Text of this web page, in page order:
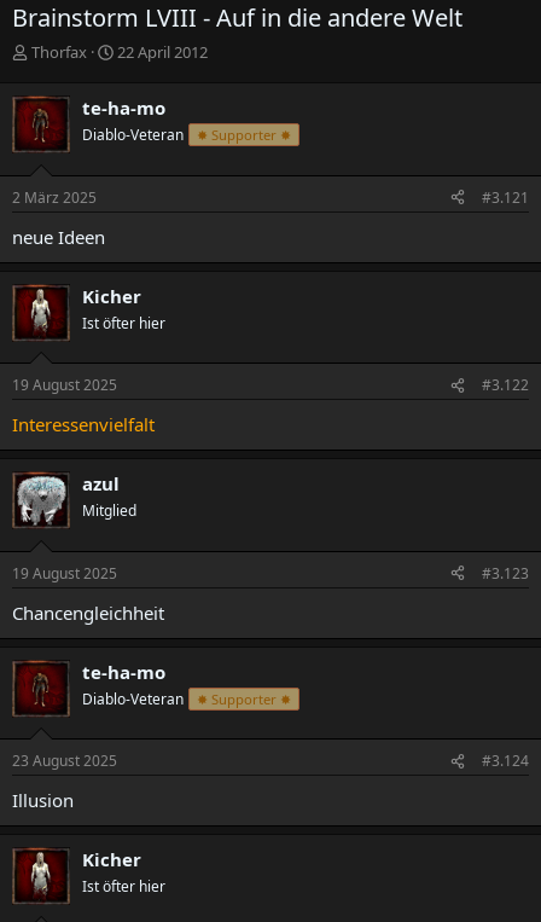
Brainstorm LVIII - Auf in die andere Welt
E
s
t
e
l
l
e
Thorfax
E
t
e
l
22 April 2012
te-ha-mo
Diablo-Veteran ✸ Supporter ✸
2 März 2025 #3.121
neue Ideen
Kicher
Ist öfter hier
19 August 2025 #3.122
Interessenvielfalt
azul
Mitglied
19 August 2025 #3.123
Chancengleichheit
te-ha-mo
Diablo-Veteran ✸ Supporter ✸
23 August 2025 #3.124
Illusion
Kicher
Ist öfter hier